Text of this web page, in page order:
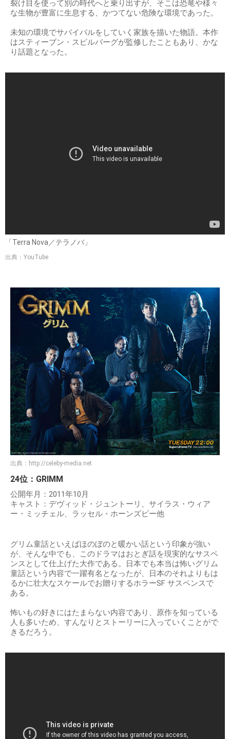
裂け目を使って別の時代へと乗り出すが、そこは恐竜や様々
な生物が豊富に生息する、かつてない危険な環境であった。
未知の環境でサバイバルをしていく家族を描いた物語。本作
はスティーブン・スピルバーグが監修したこともあり、かな
り話題となった。
「Terra Nova／テラノバ」
出典：YouTube
出典： http://celeby-media.net
24位：GRIMM
公開年月：2011年10月
キャスト：デヴィッド・ジュントーリ、サイラス・ウィア
ー・ミッチェル、ラッセル・ホーンズビー他
グリム童話といえばほのぼのと暖かい話という印象が強い
が、そんな中でも、このドラマはおとぎ話を現実的なサスペ
ンスとして仕上げた大作である。日本でも本当は怖いグリム
童話という内容で一躍有名となったが、日本のそれよりもは
るかに壮大なスケールでお贈りするホラーSF サスペンスで
ある。
怖いもの好きにはたまらない内容であり、原作を知っている
人も多いため、すんなりとストーリーに入っていくことがで
きるだろう。